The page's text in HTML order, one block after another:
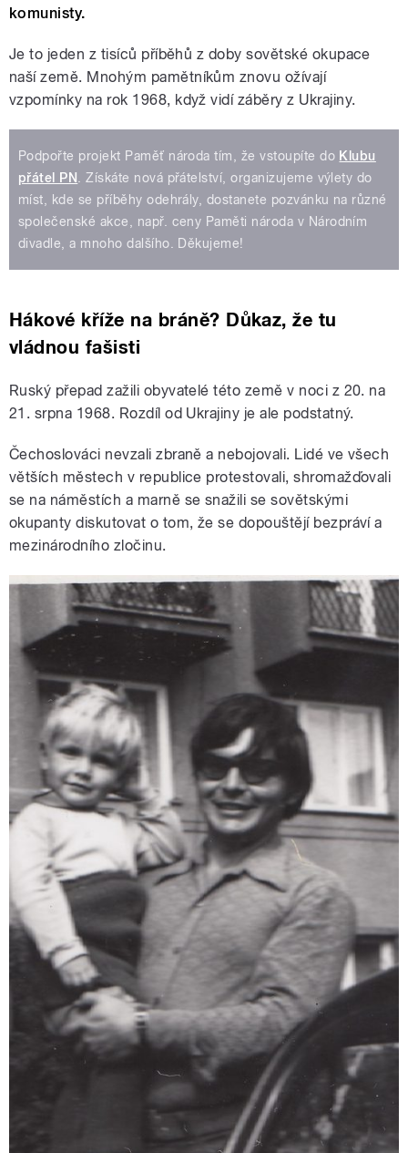
komunisty.
Je to jeden z tisíců příběhů z doby sovětské okupace
naší země. Mnohým pamětníkům znovu ožívají
vzpomínky na rok 1968, když vidí záběry z Ukrajiny.
Podpořte projekt Paměť národa tím, že vstoupíte do Klubu
přátel PN
. Získáte nová přátelství, organizujeme výlety do
míst, kde se příběhy odehrály, dostanete pozvánku na různé
společenské akce, např. ceny Paměti národa v Národním
divadle, a mnoho dalšího. Děkujeme!
Hákové kříže na bráně? Důkaz, že tu
vládnou fašisti
Ruský přepad zažili obyvatelé této země v noci z 20. na
21. srpna 1968. Rozdíl od Ukrajiny je ale podstatný.
Čechoslováci nevzali zbraně a nebojovali. Lidé ve všech
větších městech v republice protestovali, shromažďovali
se na náměstích a marně se snažili se sovětskými
okupanty diskutovat o tom, že se dopouštějí bezpráví a
mezinárodního zločinu.